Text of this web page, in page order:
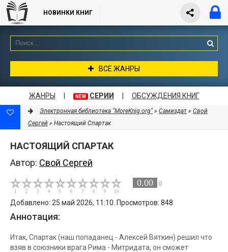
НОВИНКИ КНИГ
ВСЕ ЖАНРЫ
ЖАНРЫ NEW СЕРИИ ОБСУЖДЕНИЯ КНИГ
Электронная библиотека "MoreKnig.org" » Самиздат » Свой
Сергей » Настоящий Спартак
НАСТОЯЩИЙ СПАРТАК
Автор: Свой Сергей
0.00 0
Добавлено: 25 май 2026, 11:10. Просмотров: 848
Аннотация:
Итак, Спартак (наш попаданец - Алексей Вяткин) решил что
взяв в союзники врага Рима - Митридата, он сможет